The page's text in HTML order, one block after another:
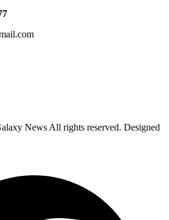
News All rights reserved. Designed